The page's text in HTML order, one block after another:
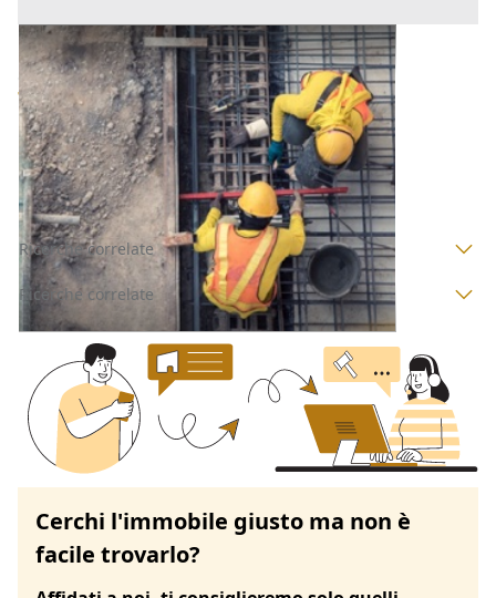
Lotto Edificabile all'asta a Brescia
Incudine (Brescia)
Offerta minima
7.431 € 9.907,99 €
Codice asta:AG6804678
Asta chiusa
Ricerche correlate
Ricerche correlate
Cerchi l'immobile giusto ma non è
facile trovarlo?